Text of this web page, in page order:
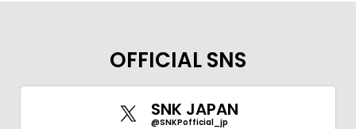
OFFICIAL SNS
SNK JAPAN
@SNKPofficial_jp